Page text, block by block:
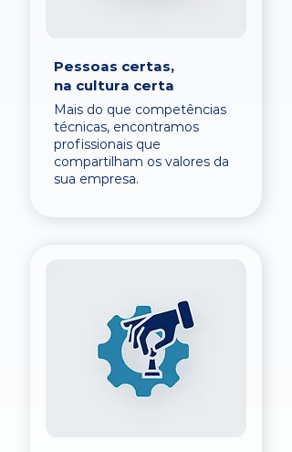
Pessoas certas,
na cultura certa
Mais do que competências
técnicas, encontramos
profissionais que
compartilham os valores da
sua empresa.